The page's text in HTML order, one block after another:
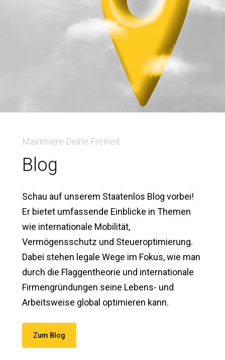
Maximiere Deine Freiheit
Blog
Schau auf unserem Staatenlos Blog vorbei!
Er bietet umfassende Einblicke in Themen
wie internationale Mobilität,
Vermögensschutz und Steueroptimierung.
Dabei stehen legale Wege im Fokus, wie man
durch die Flaggentheorie und internationale
Firmengründungen seine Lebens- und
Arbeitsweise global optimieren kann.
Zum Blog